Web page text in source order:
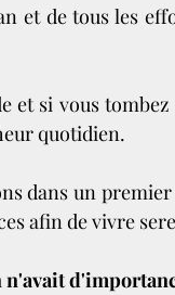
et de tous les
et si vous
quotidien.
dans un
afin de vivre
n'avait